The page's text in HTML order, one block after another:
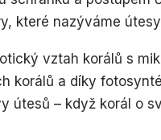
které nazýváme
vztah korálů s
korálů a díky
útesů – když korál o